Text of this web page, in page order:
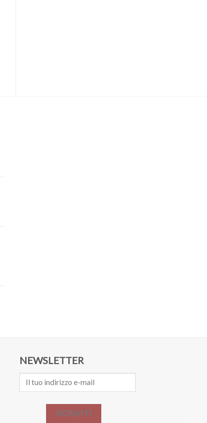
NEWSLETTER
ISCRIVITI